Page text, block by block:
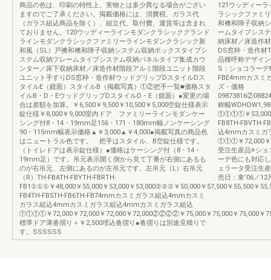
商品の色は、印刷の特性上、実物とは多少異なる場合がござい
ますのでご了承ください。掲載価格には、消費税、ガラス代
（ガラス組込商品を除く）、組立代、取付費、運賃等は含まれ
ておりません。120ウッディーラインモダンクラシックグランド
ラインモダンクラシックファミリーラインモダンクラシック新
和風（SL）戸襖和襖和障子収納システム収納ボックスタイプシ
ステム収納フレームタイプシステム収納パネルタイプ集成カウ
ンター／床下収納床材／床造作材階段アルミ階段ユニット階段
ユニット手すりDS窓枠・造作材ウッドグリップDスタイルDス
タイルE（鏡面）スタイルB（掲載写真）①②把手一覧■価格スタ
イルB・D・EウッドグリップDスタイルD・E（鏡面）●変更の場
合は差額を加算。￥6,500￥9,500￥10,500￥5,000空錠仕様表示
錠仕様￥8,000￥9,000室内ドア ファミリーラインモダンケー
シング付8・14・19mm足156・171・180mm幅ノンケーシング
90・115mm幅表示価格▲￥3,000▲￥4,000●掲載写真の商品色
はニュートラル色です。 把手はスタイル、B空錠仕様です。
（トイレドアは表示錠仕様）●価格はケーシング付（8・14・
19mm足）です。吊元表示開く側から見て丁番が右側にあるも
のが右吊元、左側にあるのが左吊元です。左吊元（L）右吊元
（R）TH-FBATH-FBYTH-FBRTH-
FB1①①①￥48,000￥55,000￥53,000￥53,000②②②￥50,000￥57,500￥55,500￥
FB4TH-FB5TH-FB6TH-FB74mmカスミガラス組込4mmカスミ
ガラス組込4mmカスミガラス組込4mmカスミガラス組込
①①①①￥72,000￥72,000￥72,000￥72,000②②②②￥75,000￥75,000￥75,000￥
標準ドア薄沓摺り＋￥2,500埋込沓摺り●沓摺りは別途見積りで
す。SSSSSS
121ウッディー
ラシックファミ
和襖和障子収納
ームタイプシス
納床材／床造作
DS窓枠・造作材
品種呼称デザイ
S：ショコラーデ
FBE4mmカスミ
ズ・価格
称幅
①①①①￥53,000
FB8TH-FBVTH-
込4mmカスミガ
①①①￥72,000￥
受注生産品※シ
ーデ色にも対応
ェラータ受
売日：東’06／